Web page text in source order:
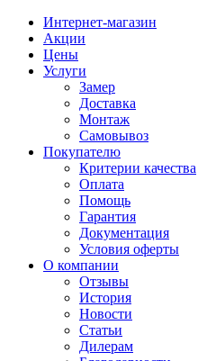
Интернет-магазин
Акции
Цены
Услуги
Замер
Доставка
Монтаж
Самовывоз
Покупателю
Критерии качества
Оплата
Помощь
Гарантия
Документация
Условия оферты
О компании
Отзывы
История
Новости
Статьи
Дилерам